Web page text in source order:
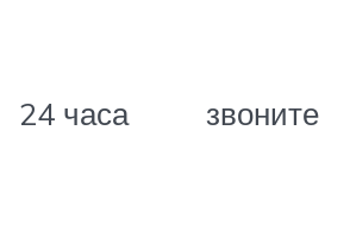
24 часа звоните